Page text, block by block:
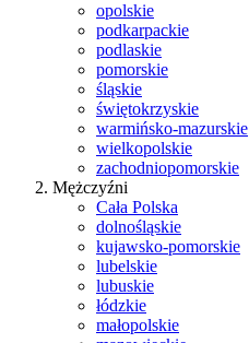
opolskie
podkarpackie
podlaskie
pomorskie
śląskie
świętokrzyskie
warmińsko-mazurskie
wielkopolskie
zachodniopomorskie
Mężczyźni
Cała Polska
dolnośląskie
kujawsko-pomorskie
lubelskie
lubuskie
łódzkie
małopolskie